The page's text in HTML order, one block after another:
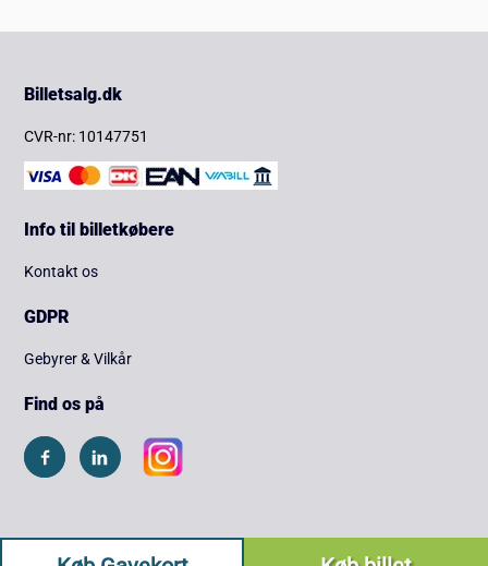
Billetsalg.dk
CVR-nr: 10147751
Info til billetkøbere
Kontakt os
GDPR
Gebyrer & Vilkår
Find os på